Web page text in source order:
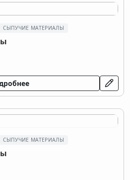
СЫПУЧИЕ МАТЕРИАЛЫ
СЫПУЧИЕ МАТЕРИАЛЫ